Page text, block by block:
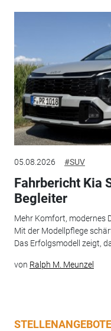
05.08.2026 #SUV
Fahrbericht Kia
Begleiter
Mehr Komfort, modernes
Mit der Modellpflege
Das Erfolgsmodell zeigt,
von Ralph M. Meunzel
STELLENANGEBOTE